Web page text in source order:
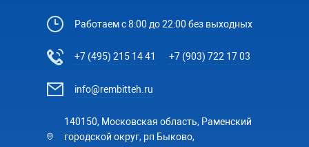
Работаем с 8:00 до 22:00 без выходных
+7 (495) 215 14 41 +7 (903) 722 17 03
info@rembitteh.ru
140150, Московская область, Раменский
городской округ, рп Быково,